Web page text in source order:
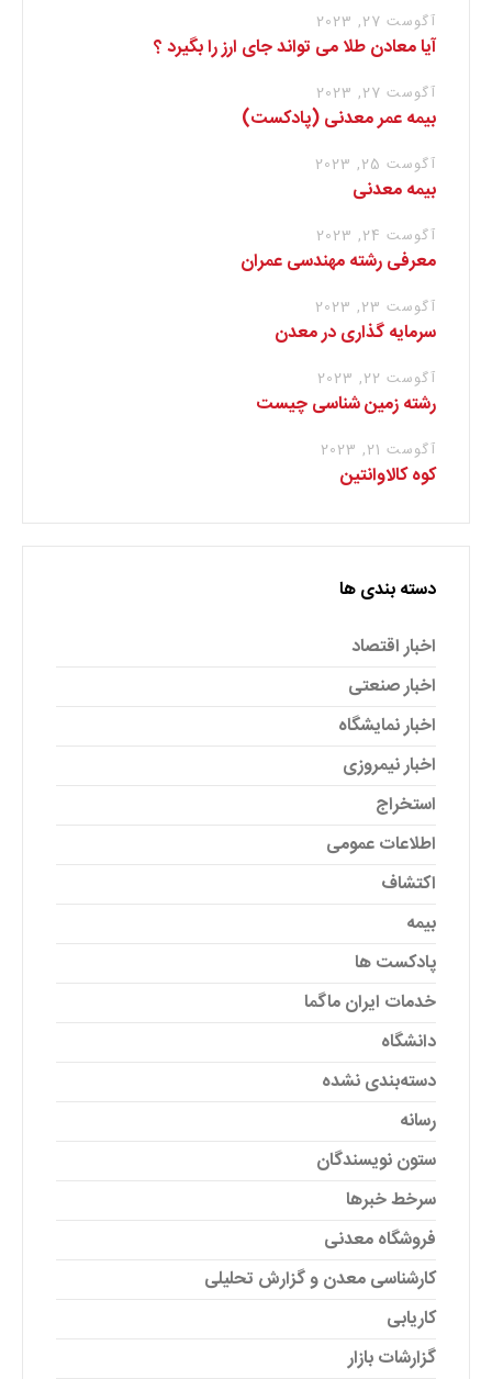
آگوست 27, 2023
آیا معادن طلا می تواند جای ارز را بگیرد ؟
آگوست 27, 2023
بیمه عمر معدنی (پادکست)
آگوست 25, 2023
بیمه معدنی
آگوست 24, 2023
معرفی رشته مهندسی عمران
آگوست 23, 2023
سرمایه گذاری در معدن
آگوست 22, 2023
رشته زمین شناسی چیست
آگوست 21, 2023
کوه کالاوانتین
دسته بندی ها
اخبار اقتصاد
اخبار صنعتی
اخبار نمایشگاه
اخبار نیمروزی
استخراج
اطلاعات عمومی
اکتشاف
بیمه
پادکست ها
خدمات ایران ماگما
دانشگاه
دسته‌بندی نشده
رسانه
ستون نویسندگان
سرخط خبرها
فروشگاه معدنی
کارشناسی معدن و گزارش تحلیلی
کاریابی
گزارشات بازار